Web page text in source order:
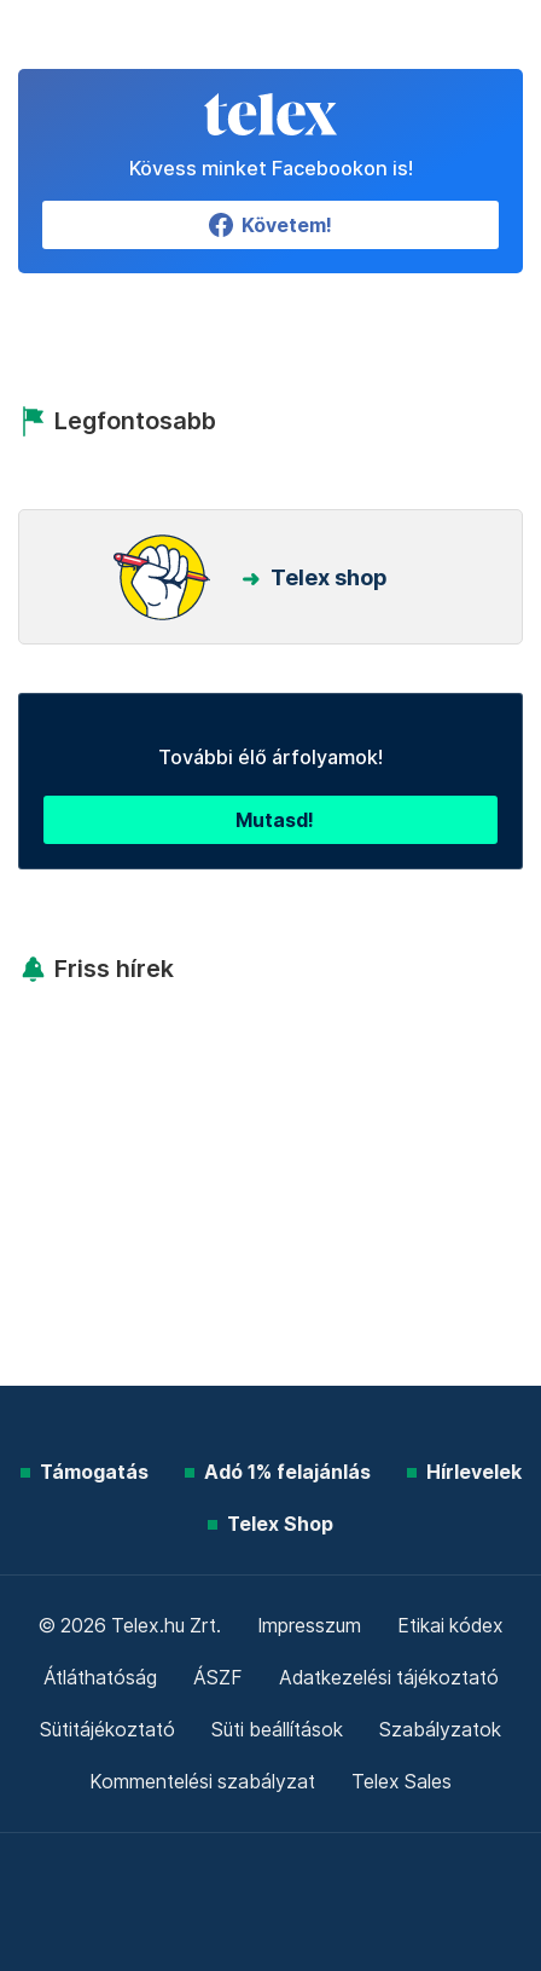
Kövess minket Facebookon is!
Követem!
Legfontosabb
Telex shop
További élő árfolyamok!
Mutasd!
Friss hírek
Támogatás Adó 1% felajánlás Hírlevelek
Telex Shop
© 2026 Telex.hu Zrt. Impresszum Etikai kódex
Átláthatóság ÁSZF Adatkezelési tájékoztató
Sütitájékoztató Süti beállítások Szabályzatok
Kommentelési szabályzat Telex Sales